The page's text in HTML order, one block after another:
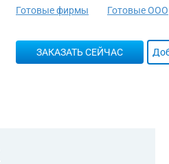
Готовые фирмы Готовые ООО
ЗАКАЗАТЬ СЕЙЧАС